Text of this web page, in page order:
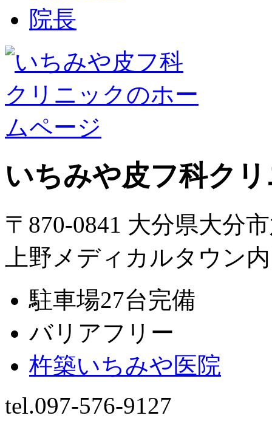
院長
いちみや皮フ科ク
〒870-0841 大分県大分
上野メディカルタウン内
駐車場27台完備
バリアフリー
杵築いちみや医院
tel.097-576-9127